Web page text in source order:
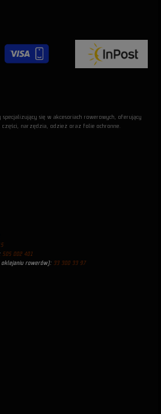
się w akcesoriach rowerowych, oferujący
narzędzia, odzież oraz folie ochronne.
505 002 401
rowerów): 33 300 33 97